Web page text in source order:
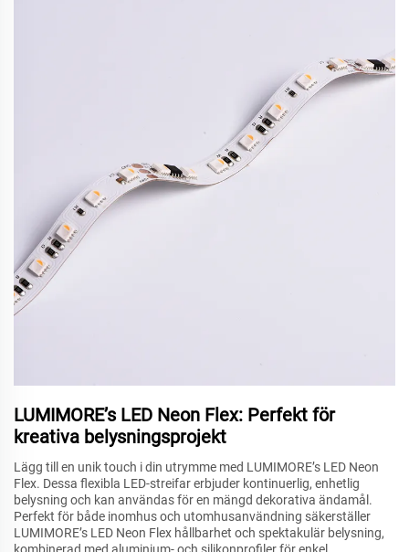
LUMIMORE’s LED Neon Flex: Perfekt för
kreativa belysningsprojekt
Lägg till en unik touch i din utrymme med LUMIMORE’s LED Neon
Flex. Dessa flexibla LED-streifar erbjuder kontinuerlig, enhetlig
belysning och kan användas för en mängd dekorativa ändamål.
Perfekt för både inomhus och utomhusanvändning säkerställer
LUMIMORE’s LED Neon Flex hållbarhet och spektakulär belysning,
kombinerad med aluminium- och silikonprofiler för enkel